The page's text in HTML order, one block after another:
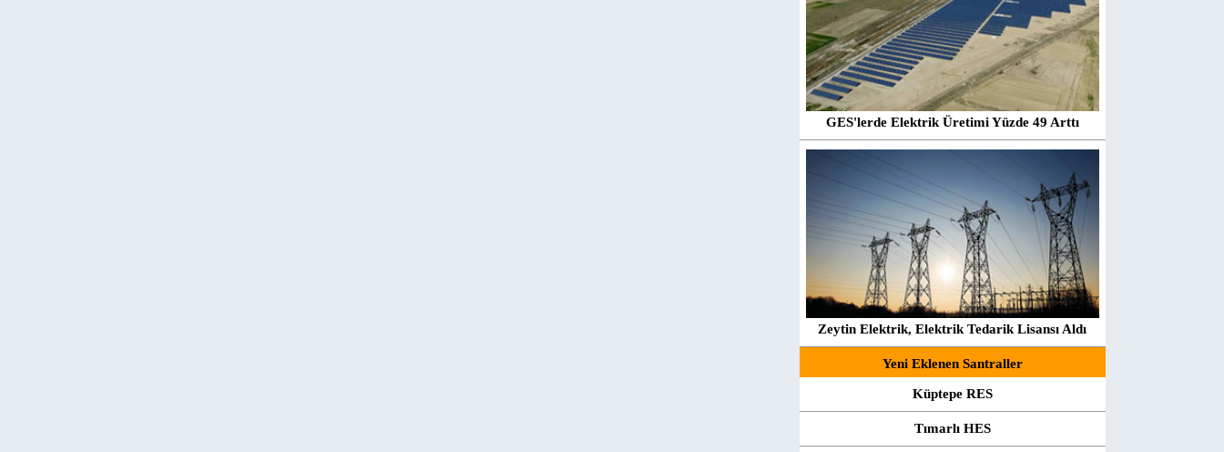
GES'lerde Elektrik Üretimi Yüzde 49 Arttı
Zeytin Elektrik, Elektrik Tedarik Lisansı Aldı
Yeni Eklenen Santraller
Küptepe RES
Tımarlı HES